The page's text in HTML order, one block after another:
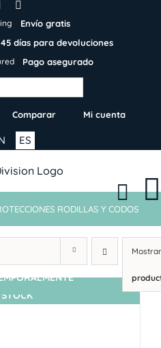
Envío gratis
45 días para devoluciones
Pago asegurado
Comparar Mi cuenta
ES
RODILLAS Y CODOS